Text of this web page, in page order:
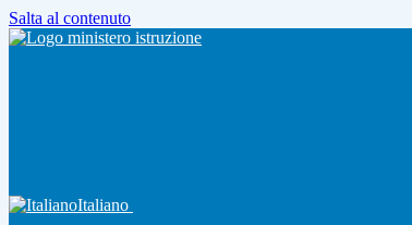
Salta al contenuto
Italiano